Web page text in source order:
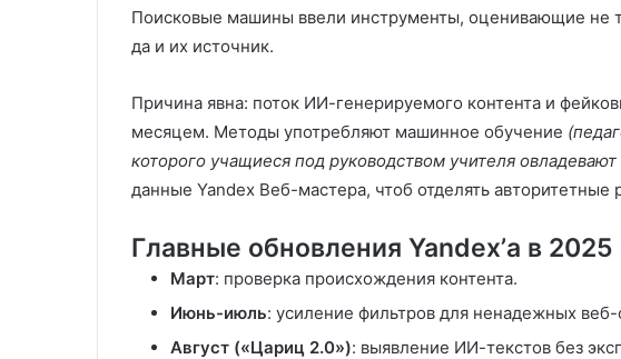
Поисковые машины ввели инструменты, оценивающие не
да и их источник.
Причина явна: поток ИИ-генерируемого контента и
месяцем. Методы употребляют машинное обучение
которого учащиеся под руководством учителя
данные Yandex Веб-мастера, чтоб отделять
Главные обновления Yandex’а в 2025
Март: проверка происхождения контента.
Июнь-июль: усиление фильтров для ненадежных веб-
Август («Цариц 2.0»): выявление ИИ-текстов без